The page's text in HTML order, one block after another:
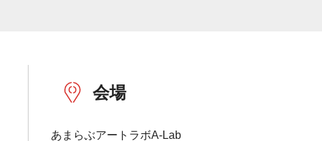
会場
あまらぶアートラボA-Lab